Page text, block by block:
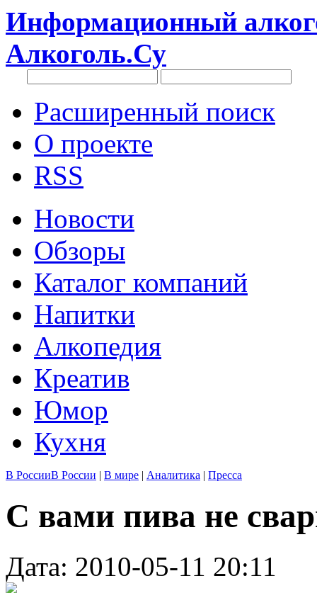
Информационный
Алкоголь.Су
Расширенный поиск
О проекте
RSS
Новости
Обзоры
Каталог компаний
Напитки
Алкопедия
Креатив
Юмор
Кухня
В РоссииВ России | В мире | Аналитика | Пресса
С вами пива не
Дата: 2010-05-11 20:11